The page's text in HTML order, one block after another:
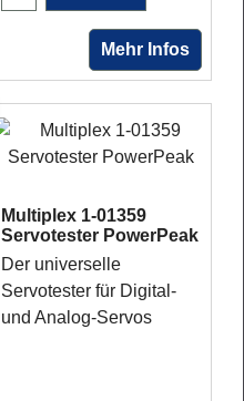
Mehr Infos
Multiplex 1-01359
Servotester PowerPeak
Der universelle
Servotester für Digital-
und Analog-Servos